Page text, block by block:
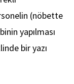
(nöbette
yapılması
bir yazı